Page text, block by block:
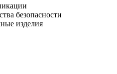
безопасности
изделия